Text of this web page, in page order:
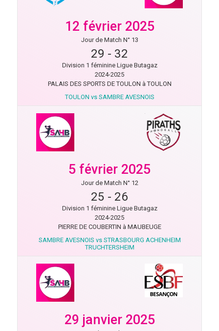
12 février 2025
Jour de Match N° 13
29 - 32
Division 1 féminine Ligue Butagaz
2024-2025
PALAIS DES SPORTS DE TOULON à TOULON
TOULON vs SAMBRE AVESNOIS
5 février 2025
Jour de Match N° 12
25 - 26
Division 1 féminine Ligue Butagaz
2024-2025
PIERRE DE COUBERTIN à MAUBEUGE
SAMBRE AVESNOIS vs STRASBOURG ACHENHEIM
TRUCHTERSHEIM
29 janvier 2025